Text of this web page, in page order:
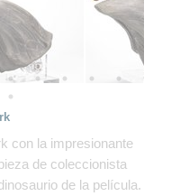
con la impresionante
de coleccionista
de la película.